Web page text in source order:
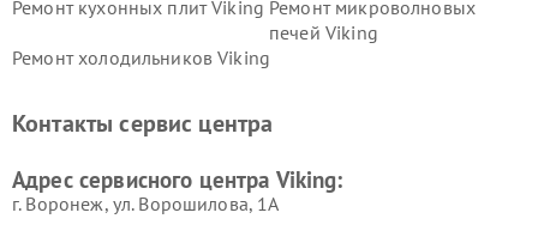
Ремонт кухонных плит Viking Ремонт микроволновых
печей Viking
Ремонт холодильников Viking
Контакты сервис центра
Адрес сервисного центра Viking:
г. Воронеж, ул. Ворошилова, 1А